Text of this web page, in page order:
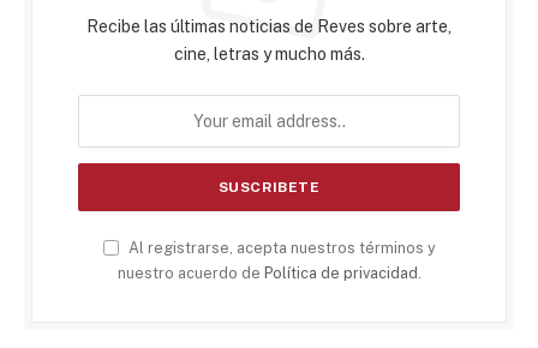
Recibe las últimas noticias de Reves sobre arte,
cine, letras y mucho más.
Al registrarse, acepta nuestros términos y
nuestro acuerdo de Política de privacidad